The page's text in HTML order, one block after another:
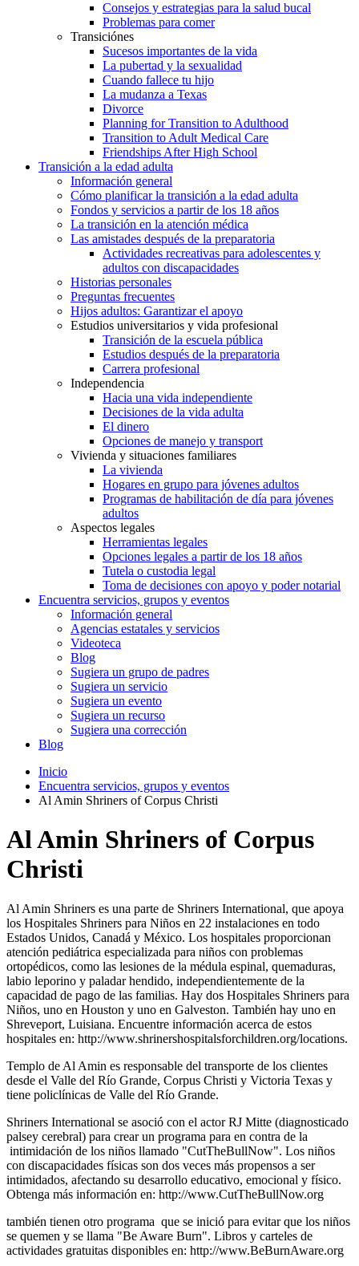
Consejos y estrategias para la salud bucal
Problemas para comer
Transiciónes
Sucesos importantes de la vida
La pubertad y la sexualidad
Cuando fallece tu hijo
La mudanza a Texas
Divorce
Planning for Transition to Adulthood
Transition to Adult Medical Care
Friendships After High School
Transición a la edad adulta
Información general
Cómo planificar la transición a la edad adulta
Fondos y servicios a partir de los 18 años
La transición en la atención médica
Las amistades después de la preparatoria
Actividades recreativas para adolescentes y
adultos con discapacidades
Historias personales
Preguntas frecuentes
Hijos adultos: Garantizar el apoyo
Estudios universitarios y vida profesional
Transición de la escuela pública
Estudios después de la preparatoria
Carrera profesional
Independencia
Hacia una vida independiente
Decisiones de la vida adulta
El dinero
Opciones de manejo y transport
Vivienda y situaciones familiares
La vivienda
Hogares en grupo para jóvenes adultos
Programas de habilitación de día para jóvenes
adultos
Aspectos legales
Herramientas legales
Opciones legales a partir de los 18 años
Tutela o custodia legal
Toma de decisiones con apoyo y poder notarial
Encuentra servicios, grupos y eventos
Información general
Agencias estatales y servicios
Videoteca
Blog
Sugiera un grupo de padres
Sugiera un servicio
Sugiera un evento
Sugiera un recurso
Sugiera una corrección
Blog
Inicio
Encuentra servicios, grupos y eventos
Al Amin Shriners of Corpus Christi
Al Amin Shriners of Corpus
Christi
Al Amin Shriners es una parte de Shriners International, que apoya
los Hospitales Shriners para Niños en 22 instalaciones en todo
Estados Unidos, Canadá y México. Los hospitales proporcionan
atención pediátrica especializada para niños con problemas
ortopédicos, como las lesiones de la médula espinal, quemaduras,
labio leporino y paladar hendido, independientemente de la
capacidad de pago de las familias. Hay dos Hospitales Shriners para
Niños, uno en Houston y uno en Galveston. También hay uno en
Shreveport, Luisiana. Encuentre información acerca de estos
hospitales en: http://www.shrinershospitalsforchildren.org/locations.
Templo de Al Amin es responsable del transporte de los clientes
desde el Valle del Río Grande, Corpus Christi y Victoria Texas y
tiene policlínicas de Valle del Río Grande.
Shriners International se asoció con el actor RJ Mitte (diagnosticado
palsey cerebral) para crear un programa para en contra de la
intimidación de los niños llamado "CutTheBullNow". Los niños
con discapacidades físicas son dos veces más propensos a ser
intimidados, afectando su desarrollo educativo, emocional y físico.
Obtenga más información en: http://www.CutTheBullNow.org
también tienen otro programa que se inició para evitar que los niños
se quemen y se llama "Be Aware Burn". Libros y carteles de
actividades gratuitas disponibles en: http://www.BeBurnAware.org